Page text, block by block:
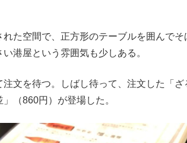
た空間で、正方形のテーブルを囲んでそ
港屋という雰囲気も少しある。
文を待つ。しばし待って、注文した「
（860円）が登場した。